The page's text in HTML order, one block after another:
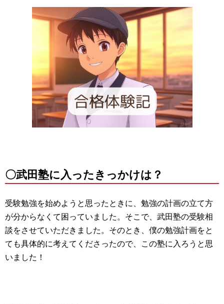
〇武田塾に入ったきっかけは？
受験勉強を始めようと思ったときに、勉強の計画の立て方
が分からなくて困っていました。そこで、武田塾の受験相
談をさせていただきました。そのとき、僕の勉強計画をと
ても具体的に考えてくださったので、この塾に入ろうと思
いました！